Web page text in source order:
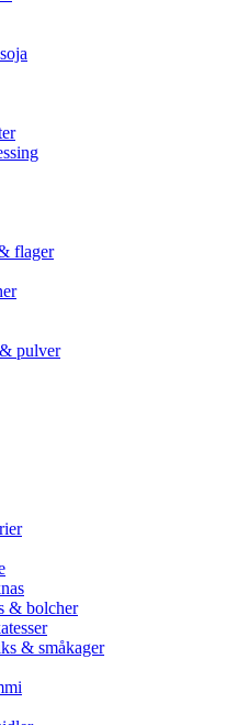
flager
pulver
& bolcher
& småkager